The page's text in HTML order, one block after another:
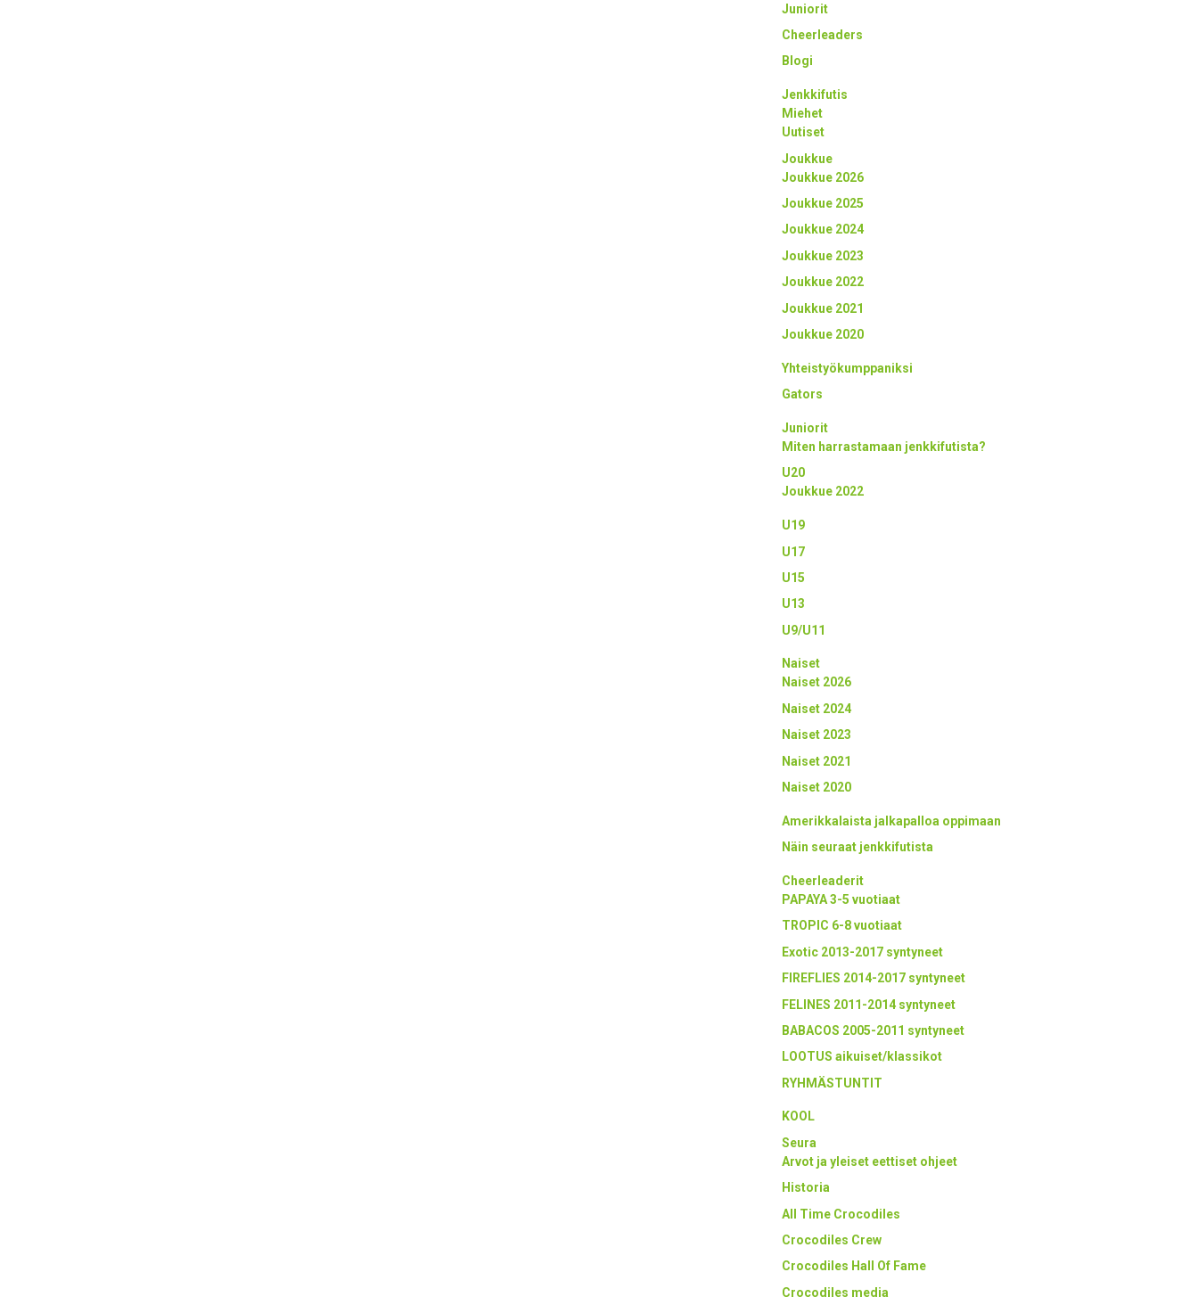
Juniorit
Cheerleaders
Blogi
Jenkkifutis
Miehet
Uutiset
Joukkue
Joukkue 2026
Joukkue 2025
Joukkue 2024
Joukkue 2023
Joukkue 2022
Joukkue 2021
Joukkue 2020
Yhteistyökumppaniksi
Gators
Juniorit
Miten harrastamaan jenkkifutista?
U20
Joukkue 2022
U19
U17
U15
U13
U9/U11
Naiset
Naiset 2026
Naiset 2024
Naiset 2023
Naiset 2021
Naiset 2020
Amerikkalaista jalkapalloa oppimaan
Näin seuraat jenkkifutista
Cheerleaderit
PAPAYA 3-5 vuotiaat
TROPIC 6-8 vuotiaat
Exotic 2013-2017 syntyneet
FIREFLIES 2014-2017 syntyneet
FELINES 2011-2014 syntyneet
BABACOS 2005-2011 syntyneet
LOOTUS aikuiset/klassikot
RYHMÄSTUNTIT
KOOL
Seura
Arvot ja yleiset eettiset ohjeet
Historia
All Time Crocodiles
Crocodiles Crew
Crocodiles Hall Of Fame
Crocodiles media